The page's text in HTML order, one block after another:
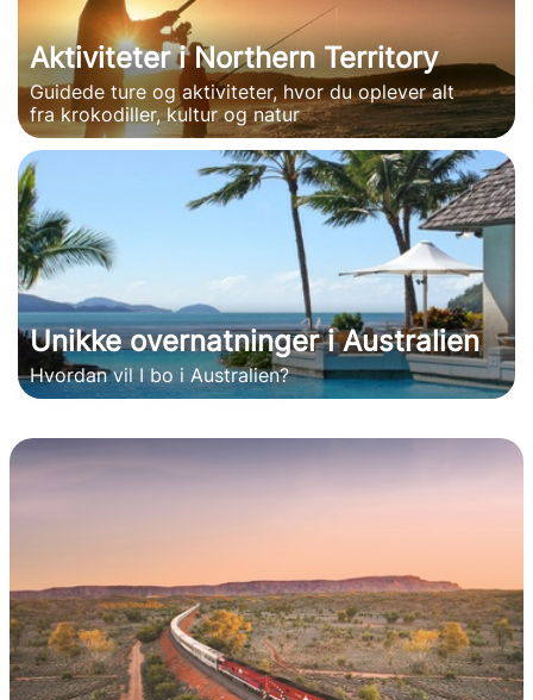
Aktiviteter i Northern Territory
Guidede ture og aktiviteter, hvor du oplever alt
fra krokodiller, kultur og natur
Unikke overnatninger i Australien
Hvordan vil I bo i Australien?